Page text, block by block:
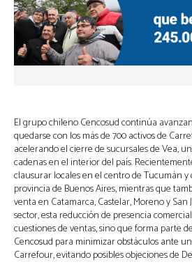
El grupo chileno Cencosud continúa
quedarse con los más de 700 activos de
acelerando el cierre de sucursales de Vea,
cadenas en el interior del país.
clausurar locales en el centro de Tucumán y
provincia de Buenos Aires, mientras que
venta en Catamarca, Castelar, Moreno y San
sector, esta reducción de presencia
cuestiones de ventas, sino que forma parte
Cencosud para minimizar obstáculos ante
Carrefour, evitando posibles objeciones de